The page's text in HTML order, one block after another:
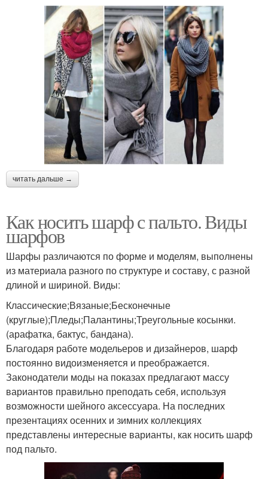
читать дальше →
Как носить шарф с пальто. Виды
шарфов
Шарфы различаются по форме и моделям, выполнены
из материала разного по структуре и составу, с разной
длиной и шириной. Виды:
Классические;Вязаные;Бесконечные
(круглые);Пледы;Палантины;Треугольные косынки.
(арафатка, бактус, бандана).
Благодаря работе модельеров и дизайнеров, шарф
постоянно видоизменяется и преображается.
Законодатели моды на показах предлагают массу
вариантов правильно преподать себя, используя
возможности шейного аксессуара. На последних
презентациях осенних и зимних коллекциях
представлены интересные варианты, как носить шарф
под пальто.